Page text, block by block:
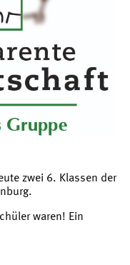
zwei 6. Klassen der
waren! Ein